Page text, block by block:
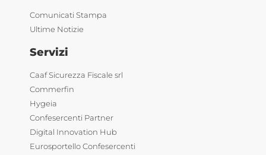
Comunicati Stampa
Ultime Notizie
Servizi
Caaf Sicurezza Fiscale srl
Commerfin
Hygeia
Confesercenti Partner
Digital Innovation Hub
Eurosportello Confesercenti